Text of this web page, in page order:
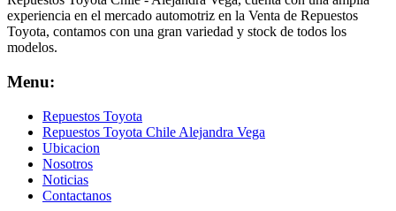
experiencia en el mercado automotriz en la Venta de Repuestos
Toyota, contamos con una gran variedad y stock de todos los
modelos.
Menu:
Repuestos Toyota
Repuestos Toyota Chile Alejandra Vega
Ubicacion
Nosotros
Noticias
Contactanos